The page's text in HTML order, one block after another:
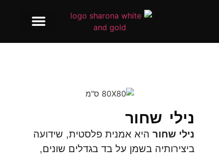
נילי שחור
נילי שחור היא אמנית פלסטית, שידועה
ביצירותיה בשמן על בד בגדלים שונים,